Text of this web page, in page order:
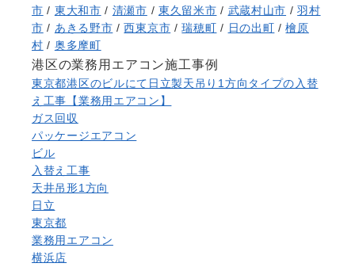
市 / 東大和市 / 清瀬市 / 東久留米市 / 武蔵村山市 /羽村
市 / あきる野市 /西東京市 /瑞穂町 / 日の出町 /檜原
村 / 奥多摩町
港区の業務用エアコン施工事例
東京都港区のビルにて日立製天吊り1方向タイプの入替
え工事【業務用エアコン】
ガス回収
パッケージエアコン
ビル
入替え工事
天井吊形1方向
日立
東京都
業務用エアコン
横浜店